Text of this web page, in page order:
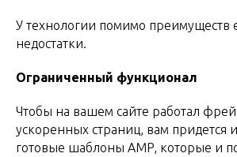
У технологии помимо преимуществ
недостатки.
Ограниченный функционал
Чтобы на вашем сайте работал
ускоренных страниц, вам придется
готовые шаблоны AMP, которые и